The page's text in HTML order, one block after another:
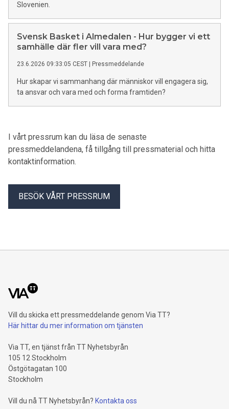
Slovenien.
Svensk Basket i Almedalen - Hur bygger vi ett
samhälle där fler vill vara med?
23.6.2026 09:33:05 CEST Pressmeddelande
Hur skapar vi sammanhang där människor vill engagera sig,
ta ansvar och vara med och forma framtiden?
I vårt pressrum kan du läsa de senaste
pressmeddelandena, få tillgång till pressmaterial och hitta
kontaktinformation.
BESÖK VÅRT PRESSRUM
Vill du skicka ett pressmeddelande genom Via TT?
Här hittar du mer information om tjänsten
Via TT, en tjänst från TT Nyhetsbyrån
105 12 Stockholm
Östgötagatan 100
Stockholm
Vill du nå TT Nyhetsbyrån? Kontakta oss